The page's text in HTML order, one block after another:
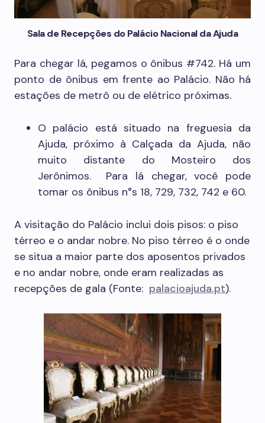
Sala de Recepções do Palácio Nacional da Ajuda
Para chegar lá, pegamos o ônibus #742. Há um
ponto de ônibus em frente ao Palácio. Não há
estações de metrô ou de elétrico próximas.
O palácio está situado na freguesia da
Ajuda, próximo à Calçada da Ajuda, não
muito distante do Mosteiro dos
Jerônimos. Para lá chegar, você pode
tomar os ônibus n°s 18, 729, 732, 742 e 60.
A visitação do Palácio inclui dois pisos: o piso
térreo e o andar nobre. No piso térreo é o onde
se situa a maior parte dos aposentos privados
e no andar nobre, onde eram realizadas as
recepções de gala (Fonte: palacioajuda.pt).